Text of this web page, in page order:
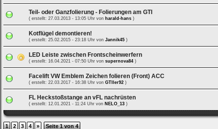
Teil- oder Ganzfolierung - Folierungen am GTI
( erstellt: 27.03.2013 - 13:05 Uhr von harald-hans )
Kotflügel demontieren!
( erstellt: 25.02.2015 - 23:18 Uhr von Jannik45 )
LED Leiste zwischen Frontscheinwerfern
( erstellt: 16.04.2021 - 07:50 Uhr von supernova84 )
Facelift VW Emblem Zeichen folieren (Front) ACC
( erstellt: 22.03.2017 - 16:38 Uhr von GTIler92 )
FL Heckstoßstange an vFL nachrüsten
( erstellt: 12.01.2021 - 11:24 Uhr von NELO_13 )
1 2 3 4 » Seite 1 von 4